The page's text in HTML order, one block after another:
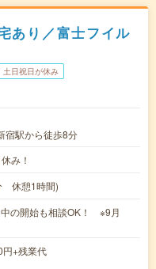
あり／富士フイル
土日祝日が休み
宿駅から徒歩8分
み！
休憩1時間)
の開始も相談OK！ ※9月
+残業代